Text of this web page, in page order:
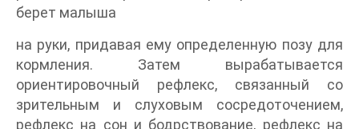
берет малыша
на руки, придавая ему определенную позу для
кормления. Затем вырабатывается
ориентировочный рефлекс, связанный со
зрительным и слуховым сосредоточением,
рефлекс на сон и бодрствование, рефлекс на